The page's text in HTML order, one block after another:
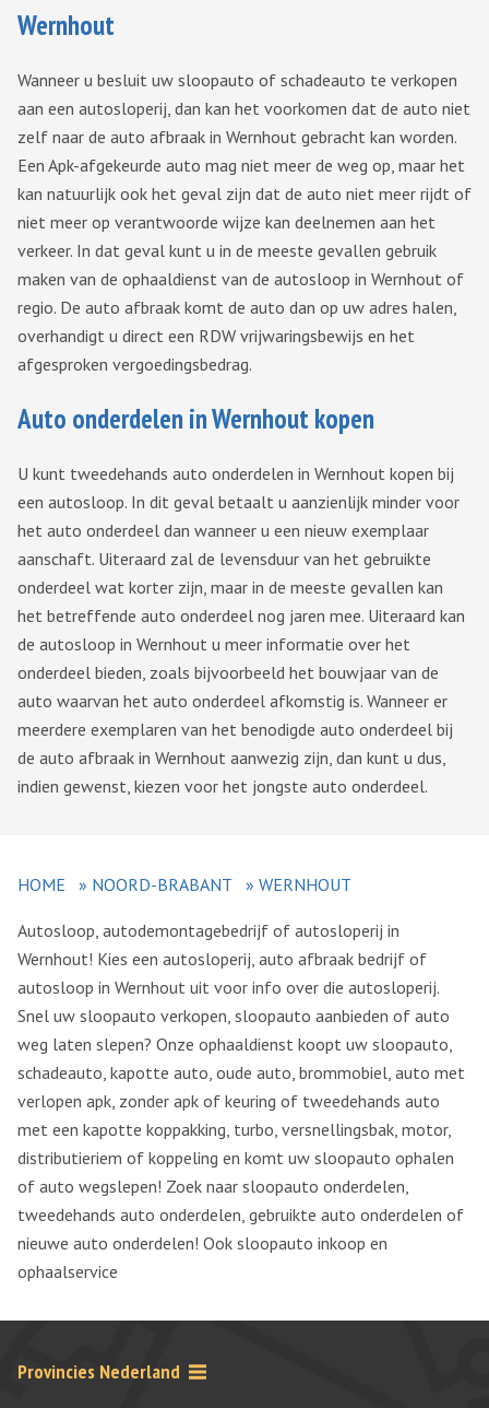
Wernhout
Wanneer u besluit uw sloopauto of schadeauto te verkopen
aan een autosloperij, dan kan het voorkomen dat de auto niet
zelf naar de auto afbraak in Wernhout gebracht kan worden.
Een Apk-afgekeurde auto mag niet meer de weg op, maar het
kan natuurlijk ook het geval zijn dat de auto niet meer rijdt of
niet meer op verantwoorde wijze kan deelnemen aan het
verkeer. In dat geval kunt u in de meeste gevallen gebruik
maken van de ophaaldienst van de autosloop in Wernhout of
regio. De auto afbraak komt de auto dan op uw adres halen,
overhandigt u direct een RDW vrijwaringsbewijs en het
afgesproken vergoedingsbedrag.
Auto onderdelen in Wernhout kopen
U kunt tweedehands auto onderdelen in Wernhout kopen bij
een autosloop. In dit geval betaalt u aanzienlijk minder voor
het auto onderdeel dan wanneer u een nieuw exemplaar
aanschaft. Uiteraard zal de levensduur van het gebruikte
onderdeel wat korter zijn, maar in de meeste gevallen kan
het betreffende auto onderdeel nog jaren mee. Uiteraard kan
de autosloop in Wernhout u meer informatie over het
onderdeel bieden, zoals bijvoorbeeld het bouwjaar van de
auto waarvan het auto onderdeel afkomstig is. Wanneer er
meerdere exemplaren van het benodigde auto onderdeel bij
de auto afbraak in Wernhout aanwezig zijn, dan kunt u dus,
indien gewenst, kiezen voor het jongste auto onderdeel.
HOME » NOORD-BRABANT » WERNHOUT
Autosloop, autodemontagebedrijf of autosloperij in
Wernhout! Kies een autosloperij, auto afbraak bedrijf of
autosloop in Wernhout uit voor info over die autosloperij.
Snel uw sloopauto verkopen, sloopauto aanbieden of auto
weg laten slepen? Onze ophaaldienst koopt uw sloopauto,
schadeauto, kapotte auto, oude auto, brommobiel, auto met
verlopen apk, zonder apk of keuring of tweedehands auto
met een kapotte koppakking, turbo, versnellingsbak, motor,
distributieriem of koppeling en komt uw sloopauto ophalen
of auto wegslepen! Zoek naar sloopauto onderdelen,
tweedehands auto onderdelen, gebruikte auto onderdelen of
nieuwe auto onderdelen! Ook sloopauto inkoop en
ophaalservice
Provincies Nederland